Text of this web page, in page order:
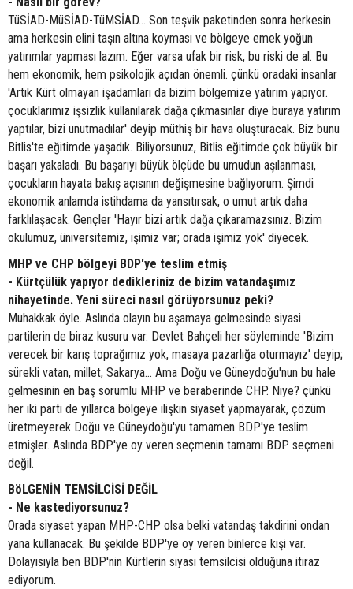
TüSİAD-MüSİAD-TüMSİAD... Son teşvik paketinden sonra herkesin
ama herkesin elini taşın altına koyması ve bölgeye emek yoğun
yatırımlar yapması lazım. Eğer varsa ufak bir risk, bu riski de al. Bu
hem ekonomik, hem psikolojik açıdan önemli. çünkü oradaki insanlar
'Artık Kürt olmayan işadamları da bizim bölgemize yatırım yapıyor.
çocuklarımız işsizlik kullanılarak dağa çıkmasınlar diye buraya yatırım
yaptılar, bizi unutmadılar' deyip müthiş bir hava oluşturacak. Biz bunu
Bitlis'te eğitimde yaşadık. Biliyorsunuz, Bitlis eğitimde çok büyük bir
başarı yakaladı. Bu başarıyı büyük ölçüde bu umudun aşılanması,
çocukların hayata bakış açısının değişmesine bağlıyorum. Şimdi
ekonomik anlamda istihdama da yansıtırsak, o umut artık daha
farklılaşacak. Gençler 'Hayır bizi artık dağa çıkaramazsınız. Bizim
okulumuz, üniversitemiz, işimiz var; orada işimiz yok' diyecek.
MHP ve CHP bölgeyi BDP'ye teslim etmiş
- Kürtçülük yapıyor dedikleriniz de bizim vatandaşımız
nihayetinde. Yeni süreci nasıl görüyorsunuz peki?
Muhakkak öyle. Aslında olayın bu aşamaya gelmesinde siyasi
partilerin de biraz kusuru var. Devlet Bahçeli her söyleminde 'Bizim
verecek bir karış toprağımız yok, masaya pazarlığa oturmayız' deyip;
sürekli vatan, millet, Sakarya... Ama Doğu ve Güneydoğu'nun bu hale
gelmesinin en baş sorumlu MHP ve beraberinde CHP. Niye? çünkü
her iki parti de yıllarca bölgeye ilişkin siyaset yapmayarak, çözüm
üretmeyerek Doğu ve Güneydoğu'yu tamamen BDP'ye teslim
etmişler. Aslında BDP'ye oy veren seçmenin tamamı BDP seçmeni
değil.
BöLGENİN TEMSİLCİSİ DEĞİL
- Ne kastediyorsunuz?
Orada siyaset yapan MHP-CHP olsa belki vatandaş takdirini ondan
yana kullanacak. Bu şekilde BDP'ye oy veren binlerce kişi var.
Dolayısıyla ben BDP'nin Kürtlerin siyasi temsilcisi olduğuna itiraz
ediyorum.